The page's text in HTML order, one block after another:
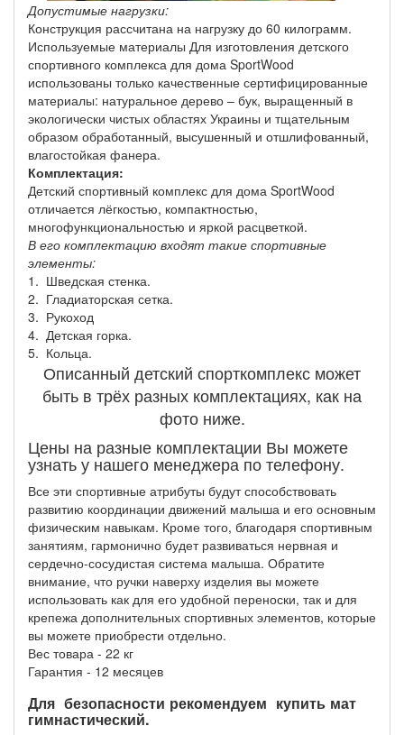
Допустимые нагрузки:
Конструкция рассчитана на нагрузку до 60 килограмм.
Используемые материалы Для изготовления детского
спортивного комплекса для дома SportWood
использованы только качественные сертифицированные
материалы: натуральное дерево – бук, выращенный в
экологически чистых областях Украины и тщательным
образом обработанный, высушенный и отшлифованный,
влагостойкая фанера.
Комплектация:
Детский спортивный комплекс для дома SportWood
отличается лёгкостью, компактностью,
многофункциональностью и яркой расцветкой.
В его комплектацию входят такие спортивные
элементы:
1. Шведская стенка.
2. Гладиаторская сетка.
3. Рукоход
4. Детская горка.
5. Кольца.
Описанный детский спорткомплекс может
быть в трёх разных комплектациях, как на
фото ниже.
Цены на разные комплектации Вы можете
узнать у нашего менеджера по телефону.
Все эти спортивные атрибуты будут способствовать
развитию координации движений малыша и его основным
физическим навыкам. Кроме того, благодаря спортивным
занятиям, гармонично будет развиваться нервная и
сердечно-сосудистая система малыша. Обратите
внимание, что ручки наверху изделия вы можете
использовать как для его удобной переноски, так и для
крепежа дополнительных спортивных элементов, которые
вы можете приобрести отдельно.
Вес товара - 22 кг
Гарантия - 12 месяцев
Для безопасности рекомендуем купить мат
гимнастический.